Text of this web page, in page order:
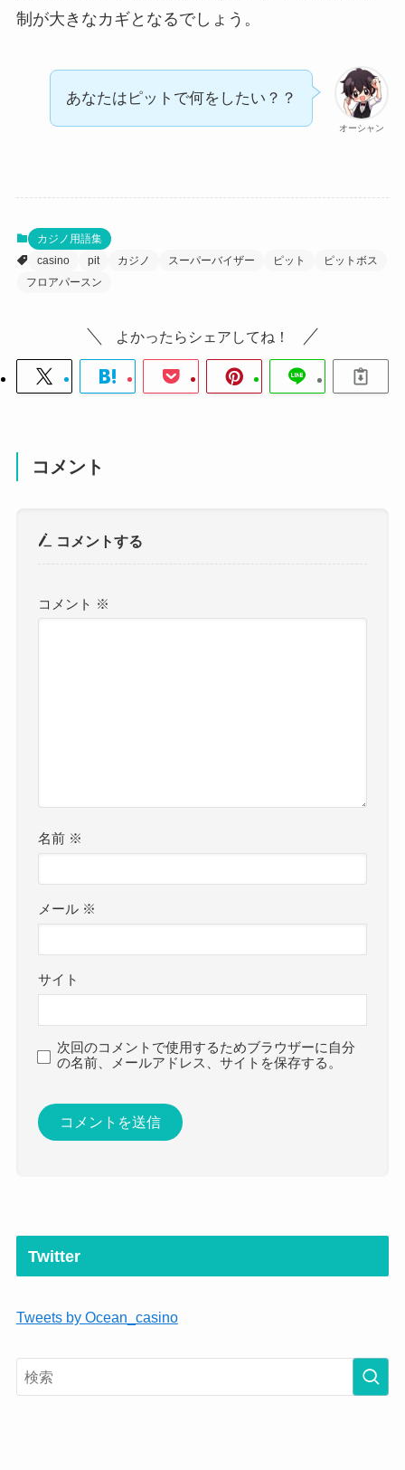
制が大きなカギとなるでしょう。
オーシャン
あなたはピットで何をしたい？？
カジノ用語集
casino
pit カジノ スーパーバイザー ピット
ピットボス
フロアパースン
よかったらシェアしてね！
コメント
コメントする
コメント ※
名前 ※
メール ※
サイト
次回のコメントで使用するためブラウザーに自分
の名前、メールアドレス、サイトを保存する。
Twitter
Tweets by Ocean_casino